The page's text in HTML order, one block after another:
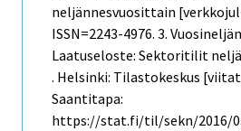
neljännesvuosittain
ISSN=2243-4976. 3.
Laatuseloste: Sektoritilit
. Helsinki: Tilastokeskus
Saantitapa:
https://stat.fi/til/sekn/2016/